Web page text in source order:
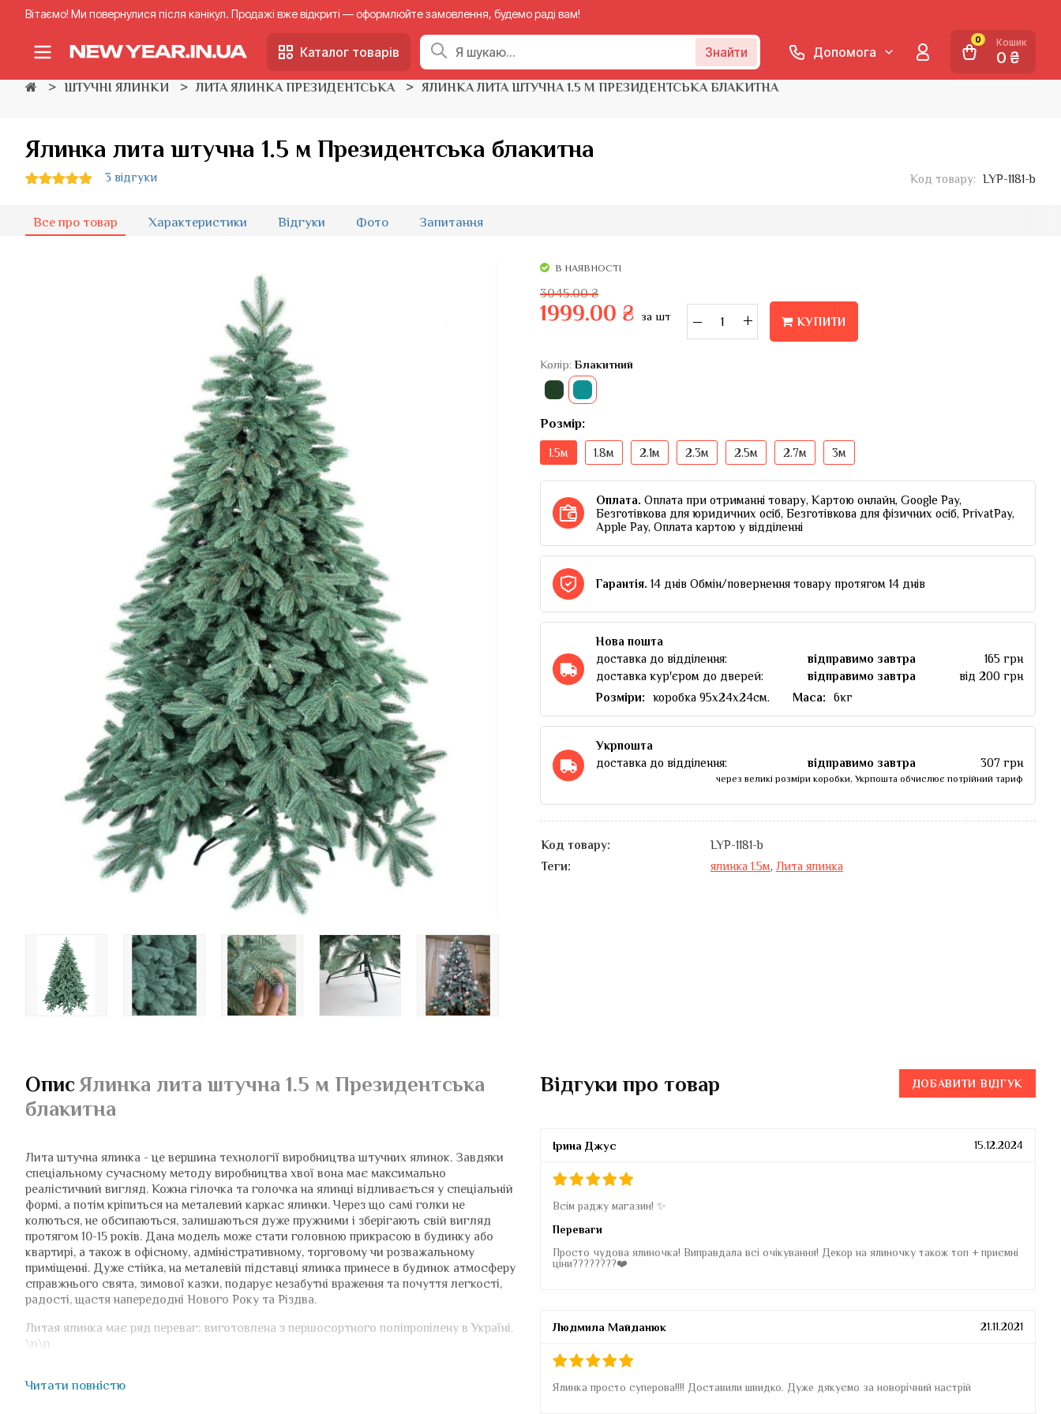
Вітаємо! Ми повернулися після канікул. Продажі вже відкриті — оформлюйте замовлення, будемо раді вам!
Каталог товарів Знайти Допомога
0 Кошик
0 ₴
ШТУЧНІ ЯЛИНКИ ЛИТА ЯЛИНКА ПРЕЗИДЕНТСЬКА ЯЛИНКА ЛИТА ШТУЧНА 1.5 М ПРЕЗИДЕНТСЬКА БЛАКИТНА
Ялинка лита штучна 1.5 м Президентська блакитна
Код товару: LYP-1181-b
3 відгуки
Все про товар Характеристики Відгуки Фото Запитання
В НАЯВНОСТІ
1999.00 ₴
3045.00 ₴
за шт – + КУПИТИ
Колір: Блакитний
Розмір:
1.5м 1.8м 2.1м 2.3м 2.5м 2.7м 3м
Оплата. Оплата при отриманні товару, Картою онлайн, Google Pay,
Безготівкова для юридичних осіб, Безготівкова для фізичних осіб, PrivatPay,
Apple Pay, Оплата картою у відділенні
Гарантія. 14 днів Обмін/повернення товару протягом 14 днів
Нова пошта
доставка до відділення:
відправимо завтра
165 грн
доставка кур'єром до дверей:
відправимо завтра
від 200 грн
Розміри:
коробка 95х24х24см. Маса: 6кг
Укрпошта
доставка до відділення:
відправимо завтра 307 грн
через великі розміри коробки, Укрпошта обчислює потрійний тариф
Код товару:
LYP-1181-b
Теги:
ялинка 1.5м, Лита ялинка
Опис Ялинка лита штучна 1.5 м Президентська
блакитна
Лита штучна ялинка - це вершина технології виробництва штучних ялинок. Завдяки
спеціальному сучасному методу виробництва хвої вона має максимально
реалістичний вигляд. Кожна гілочка та голочка на ялинці відливається у спеціальній
формі, а потім кріпиться на металевий каркас ялинки. Через що самі голки не
колються, не обсипаються, залишаються дуже пружними і зберігають свій вигляд
протягом 10-15 років. Дана модель може стати головною прикрасою в будинку або
квартирі, а також в офісному, адміністративному, торговому чи розважальному
приміщенні. Дуже стійка, на металевій підставці ялинка принесе в будинок атмосферу
справжнього свята, зимової казки, подарує незабутні враження та почуття легкості,
радості, щастя напередодні Нового Року та Різдва.
Литая ялинка має ряд переваг: виготовлена ​​з першосортного поліпропілену в Україні.
\n\n
сировини. Безпечна для дітей та тварин. Пожежостійка.
Читати повністю
Відгуки про товар ДОБАВИТИ ВІДГУК
Ірина Джус 15.12.2024
Всім раджу магазин! ✨
Переваги
Просто чудова ялиночка! Виправдала всі очікування! Декор на ялиночку також топ + приємні
ціни????????❤️
Людмила Майданюк 21.11.2021
Ялинка просто суперова!!!! Доставили швидко. Дуже дякуємо за новорічний настрій